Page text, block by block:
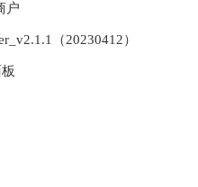
户
（20230412）